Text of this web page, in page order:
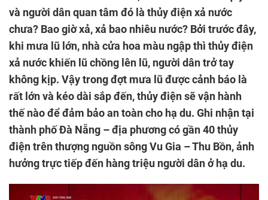
và người dân quan tâm đó là thủy điện xả nước
chưa? Bao giờ xả, xả bao nhiêu nước? Bởi trước đây,
khi mưa lũ lớn, nhà cửa hoa màu ngập thì thủy điện
xả nước khiến lũ chồng lên lũ, người dân trở tay
không kịp. Vậy trong đợt mưa lũ được cảnh báo là
rất lớn và kéo dài sắp đến, thủy điện sẽ vận hành
thế nào để đảm bảo an toàn cho hạ du. Ghi nhận tại
thành phố Đà Nẵng – địa phương có gần 40 thủy
điện trên thượng nguồn sông Vu Gia – Thu Bồn, ảnh
hưởng trực tiếp đến hàng triệu người dân ở hạ du.